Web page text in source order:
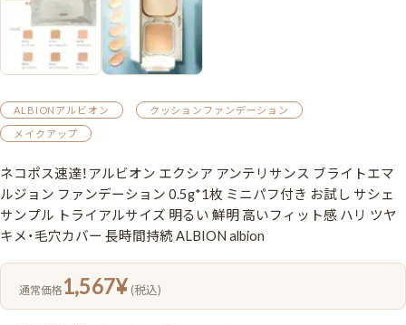
ALBIONアルビオン
クッションファンデーション
メイクアップ
ネコポス速達！アルビオン エクシア アンテリサンス ブライトエマ
ルジョン ファンデーション 0.5g*1枚 ミニパフ付き お試し サシェ
サンプル トライアルサイズ 明るい 鮮明 高いフィット感 ハリ ツヤ
キメ・毛穴カバー 長時間持続 ALBION albion
通常価格1,567¥ (税込)